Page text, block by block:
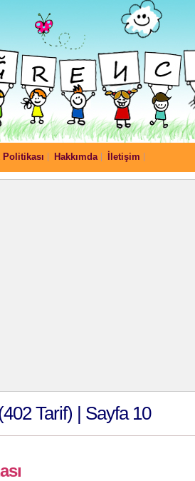
Hakkımda İletişim
Tarif) | Sayfa 10